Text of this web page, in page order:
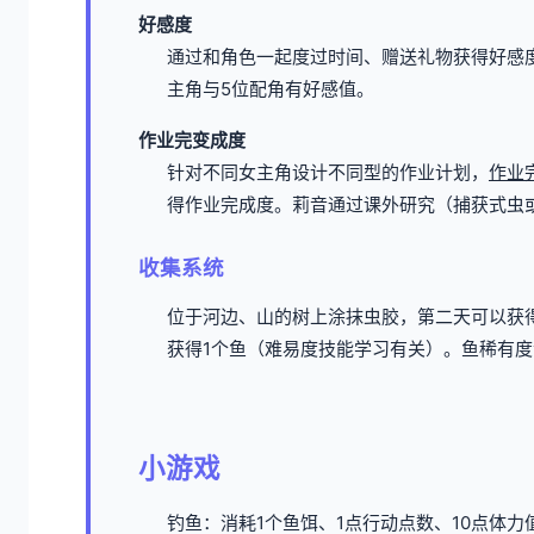
好感度
通过和角色一起度过时间、赠送礼物获得好感
主角与5位配角有好感值。
作业完变成度
针对不同女主角设计不同型的作业计划， 作业
得作业完成度。 莉音通过课外研究（捕获式
收集系统
位于河边、山的树上涂抹虫胶，第二天可以
获得1个鱼（难易度技能学习有关）。鱼稀有
小游戏
钓鱼：消耗1个鱼饵、1点行动点数、10点体